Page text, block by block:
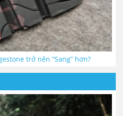
trở nên “Sang” hơn?